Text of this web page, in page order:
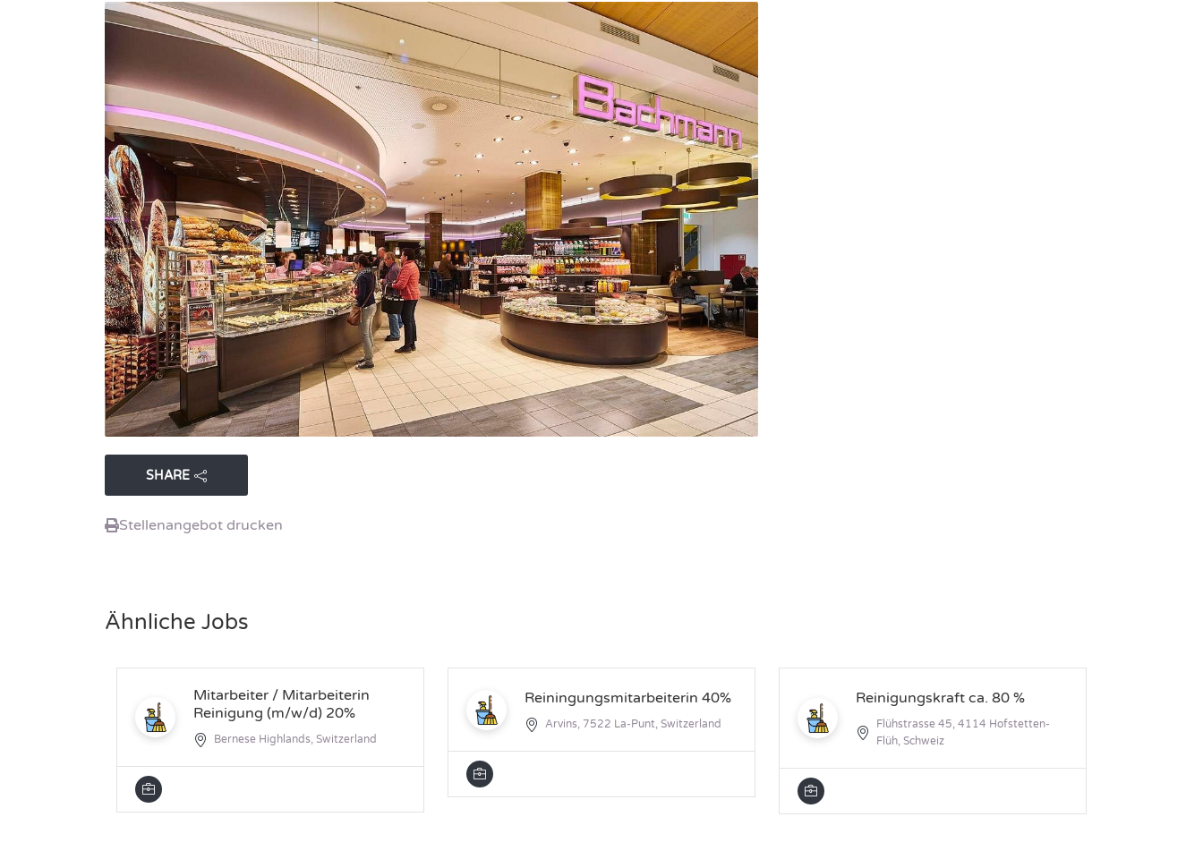
SHARE
Stellenangebot drucken
Ähnliche Jobs
Mitarbeiter / Mitarbeiterin
Reinigung (m/w/d) 20%
Bernese Highlands, Switzerland
Reiningungsmitarbeiterin 40%
Arvins, 7522 La-Punt, Switzerland
Reinigungskraft ca. 80 %
Flühstrasse 45, 4114 Hofstetten-
Flüh, Schweiz